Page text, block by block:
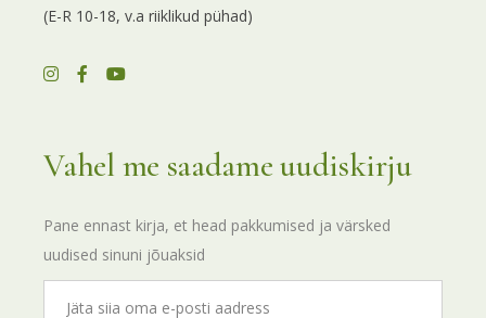
(E-R 10-18, v.a riiklikud pühad)
Vahel me saadame uudiskirju
Pane ennast kirja, et head pakkumised ja värsked
uudised sinuni jõuaksid